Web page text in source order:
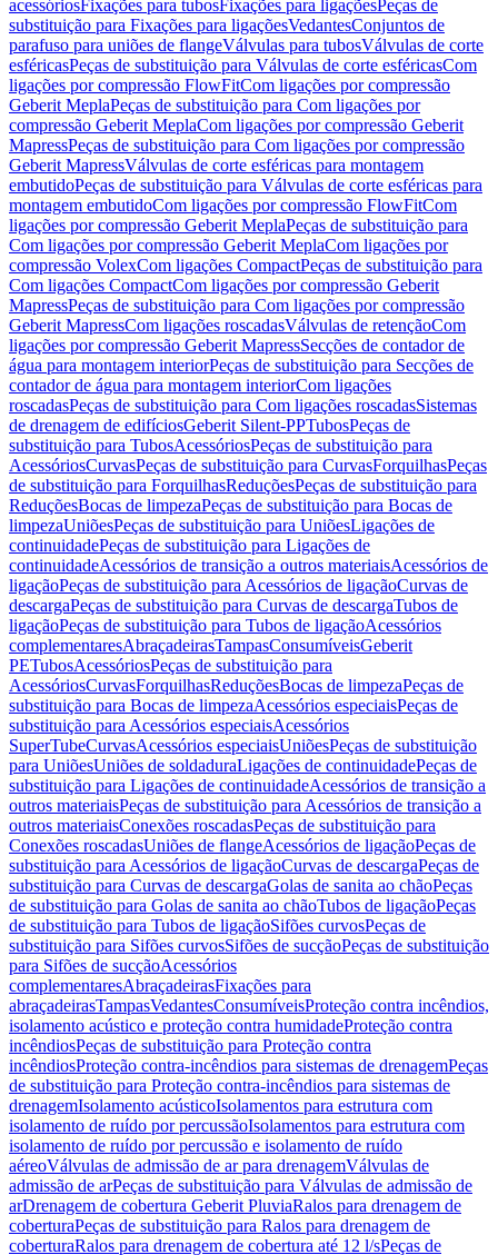
acessóriosFixações para tubosFixações para ligaçõesPeças de
substituição para Fixações para ligaçõesVedantesConjuntos de
parafuso para uniões de flangeVálvulas para tubosVálvulas de corte
esféricasPeças de substituição para Válvulas de corte esféricasCom
ligações por compressão FlowFitCom ligações por compressão
Geberit MeplaPeças de substituição para Com ligações por
compressão Geberit MeplaCom ligações por compressão Geberit
MapressPeças de substituição para Com ligações por compressão
Geberit MapressVálvulas de corte esféricas para montagem
embutidoPeças de substituição para Válvulas de corte esféricas para
montagem embutidoCom ligações por compressão FlowFitCom
ligações por compressão Geberit MeplaPeças de substituição para
Com ligações por compressão Geberit MeplaCom ligações por
compressão VolexCom ligações CompactPeças de substituição para
Com ligações CompactCom ligações por compressão Geberit
MapressPeças de substituição para Com ligações por compressão
Geberit MapressCom ligações roscadasVálvulas de retençãoCom
ligações por compressão Geberit MapressSecções de contador de
água para montagem interiorPeças de substituição para Secções de
contador de água para montagem interiorCom ligações
roscadasPeças de substituição para Com ligações roscadasSistemas
de drenagem de edifíciosGeberit Silent-PPTubosPeças de
substituição para TubosAcessóriosPeças de substituição para
AcessóriosCurvasPeças de substituição para CurvasForquilhasPeças
de substituição para ForquilhasReduçõesPeças de substituição para
ReduçõesBocas de limpezaPeças de substituição para Bocas de
limpezaUniõesPeças de substituição para UniõesLigações de
continuidadePeças de substituição para Ligações de
continuidadeAcessórios de transição a outros materiaisAcessórios de
ligaçãoPeças de substituição para Acessórios de ligaçãoCurvas de
descargaPeças de substituição para Curvas de descargaTubos de
ligaçãoPeças de substituição para Tubos de ligaçãoAcessórios
complementaresAbraçadeirasTampasConsumíveisGeberit
PETubosAcessóriosPeças de substituição para
AcessóriosCurvasForquilhasReduçõesBocas de limpezaPeças de
substituição para Bocas de limpezaAcessórios especiaisPeças de
substituição para Acessórios especiaisAcessórios
SuperTubeCurvasAcessórios especiaisUniõesPeças de substituição
para UniõesUniões de soldaduraLigações de continuidadePeças de
substituição para Ligações de continuidadeAcessórios de transição a
outros materiaisPeças de substituição para Acessórios de transição a
outros materiaisConexões roscadasPeças de substituição para
Conexões roscadasUniões de flangeAcessórios de ligaçãoPeças de
substituição para Acessórios de ligaçãoCurvas de descargaPeças de
substituição para Curvas de descargaGolas de sanita ao chãoPeças
de substituição para Golas de sanita ao chãoTubos de ligaçãoPeças
de substituição para Tubos de ligaçãoSifões curvosPeças de
substituição para Sifões curvosSifões de sucçãoPeças de substituição
para Sifões de sucçãoAcessórios
complementaresAbraçadeirasFixações para
abraçadeirasTampasVedantesConsumíveisProteção contra incêndios,
isolamento acústico e proteção contra humidadeProteção contra
incêndiosPeças de substituição para Proteção contra
incêndiosProteção contra-incêndios para sistemas de drenagemPeças
de substituição para Proteção contra-incêndios para sistemas de
drenagemIsolamento acústicoIsolamentos para estrutura com
isolamento de ruído por percussãoIsolamentos para estrutura com
isolamento de ruído por percussão e isolamento de ruído
aéreoVálvulas de admissão de ar para drenagemVálvulas de
admissão de arPeças de substituição para Válvulas de admissão de
arDrenagem de cobertura Geberit PluviaRalos para drenagem de
coberturaPeças de substituição para Ralos para drenagem de
coberturaRalos para drenagem de cobertura até 12 l/sPeças de